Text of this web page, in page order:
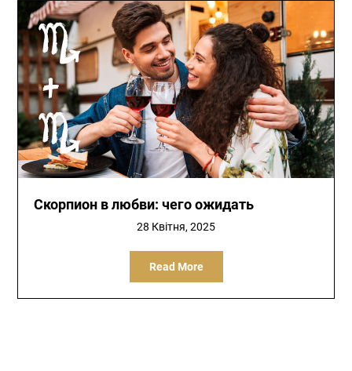
Скорпион в любви: чего ожидать
28 Квітня, 2025
Read More